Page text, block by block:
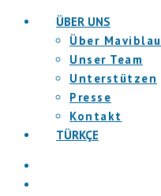
ÜBER UNS
Über Maviblau
Unser Team
Unterstützen
Presse
Kontakt
TÜRKÇE